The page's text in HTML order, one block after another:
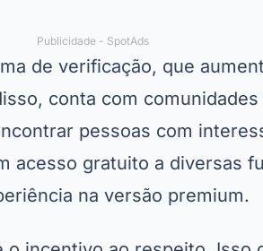
Publicidade - SpotAds
de verificação, que
conta com
pessoas com
acesso gratuito a diversas
na versão premium.